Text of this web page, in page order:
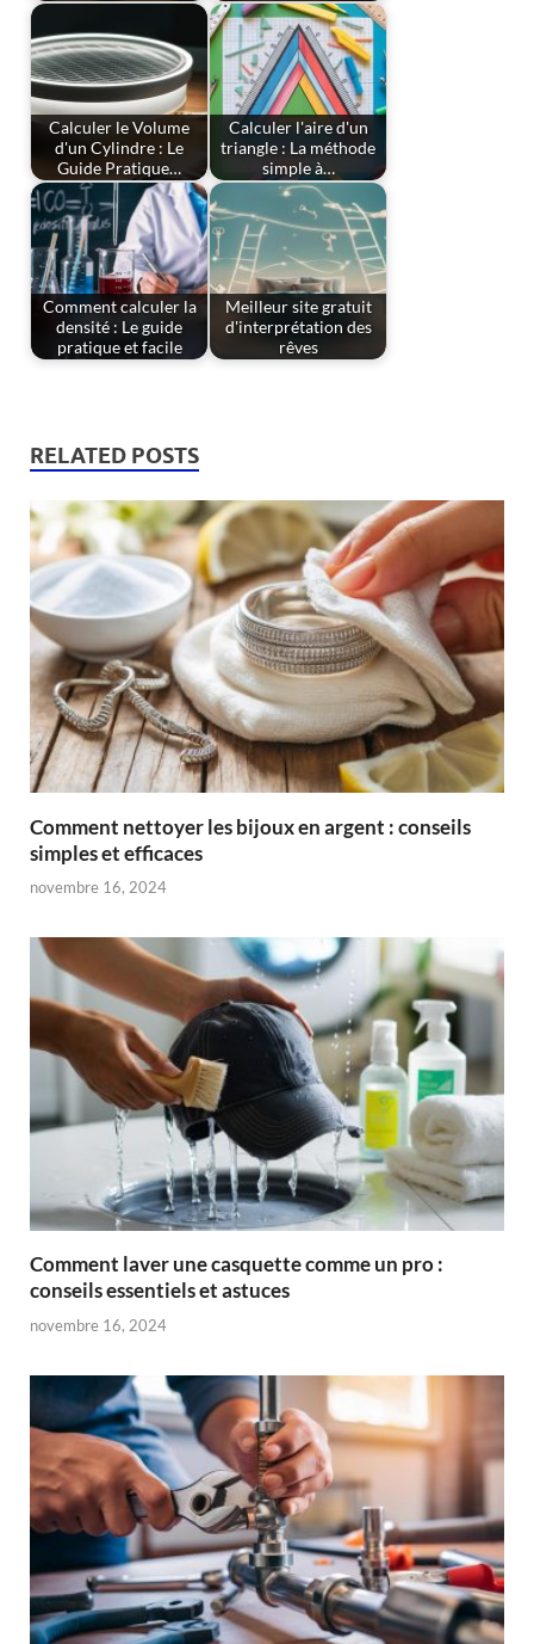
Calculer le Volume
d'un Cylindre : Le
Guide Pratique…
Calculer l'aire d'un
triangle : La méthode
simple à…
Comment calculer la
densité : Le guide
pratique et facile
Meilleur site gratuit
d'interprétation des
rêves
RELATED POSTS
Comment nettoyer les bijoux en argent : conseils
simples et efficaces
novembre 16, 2024
Comment laver une casquette comme un pro :
conseils essentiels et astuces
novembre 16, 2024